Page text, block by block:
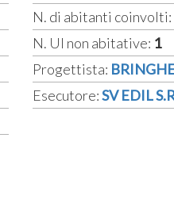
N. di abitanti coinvolti:
N. UI non abitative: 1
Progettista:
Esecutore:SV EDIL